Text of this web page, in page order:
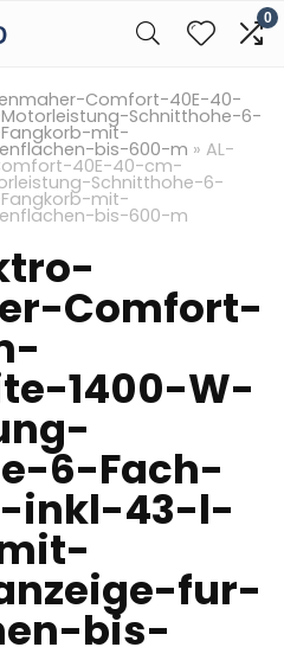
0
Comfort-40E-40-
Schnitthohe-6-
mit-
bis-600-m » AL-
40E-40-cm-
Schnitthohe-6-
mit-
bis-600-m
Comfort-
1400-W-
6-Fach-
inkl-43-l-
fur-
bis-